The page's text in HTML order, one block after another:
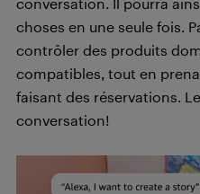
choses en une seule fois.
contrôler des produits
compatibles, tout en
faisant des réservations.
conversation!